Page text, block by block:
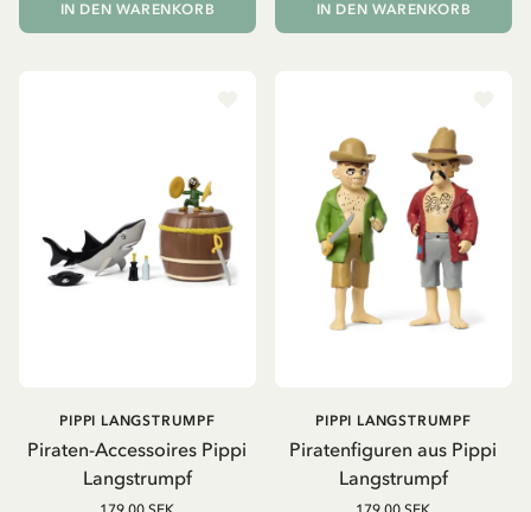
IN DEN WARENKORB IN DEN WARENKORB
Piraten-Accessoires Pippi
Langstrumpf
PIPPI LANGSTRUMPF
Piratenfiguren aus Pippi
Langstrumpf
PIPPI LANGSTRUMPF